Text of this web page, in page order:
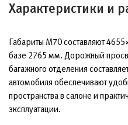
Характеристики и
Габариты М70 составляют
базе 2765 мм. Дорожный
багажного отделения
автомобиля обеспечивают
пространства в салоне и
эксплуатации.